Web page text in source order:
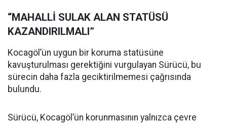
“MAHALLİ SULAK ALAN STATÜSÜ
KAZANDIRILMALI”
Kocagöl’ün uygun bir koruma statüsüne
kavuşturulması gerektiğini vurgulayan Sürücü, bu
sürecin daha fazla geciktirilmemesi çağrısında
bulundu.
Sürücü, Kocagöl’ün korunmasının yalnızca çevre